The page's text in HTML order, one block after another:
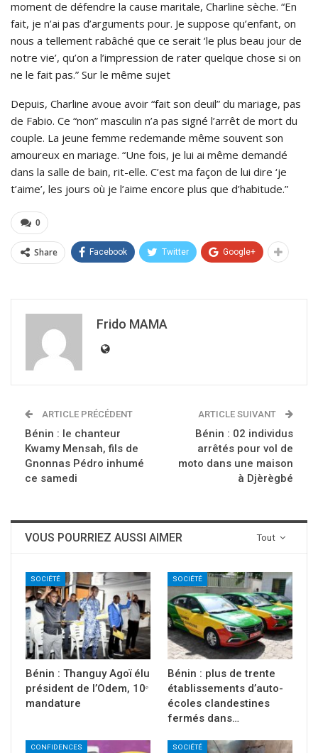
moment de défendre la cause maritale, Charline sèche. “En
fait, je n’ai pas d’arguments pour. Je suppose qu’enfant, on
nous a tellement rabâché que ce serait ‘le plus beau jour de
notre vie’, qu’on a l’impression de rater quelque chose si on
ne le fait pas.” Sur le même sujet
Depuis, Charline avoue avoir “fait son deuil” du mariage, pas
de Fabio. Ce “non” masculin n’a pas signé l’arrêt de mort du
couple. La jeune femme redemande même souvent son
amoureux en mariage. “Une fois, je lui ai même demandé
dans la salle de bain, rit-elle. C’est ma façon de lui dire ‘je
t’aime’, les jours où je l’aime encore plus que d’habitude.”
0
Share Facebook Twitter Google+
Frido MAMA
ARTICLE PRÉCÉDENT
Bénin : le chanteur
Kwamy Mensah, fils de
Gnonnas Pédro inhumé
ce samedi
ARTICLE SUIVANT
Bénin : 02 individus
arrêtés pour vol de
moto dans une maison
à Djèrègbé
Tout
VOUS POURRIEZ AUSSI AIMER
SOCIÉTÉ
Bénin : Thanguy Agoï élu
président de l’Odem, 10ᵉ
mandature
SOCIÉTÉ
Bénin : plus de trente
établissements d’auto-
écoles clandestines
fermés dans…
CONFIDENCES SOCIÉTÉ